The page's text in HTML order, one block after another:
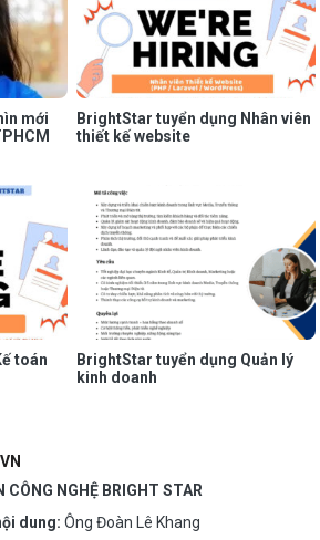
mới
BrightStar tuyển dụng Nhân viên
thiết kế website
toán
BrightStar tuyển dụng Quản lý
kinh doanh
CÔNG NGHỆ BRIGHT STAR
dung: Ông Đoàn Lê Khang